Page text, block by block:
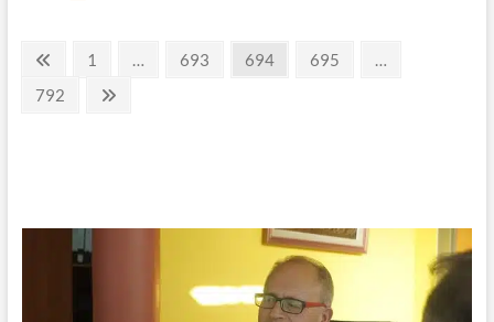
Armando
a
la
falta
Paginación
de
PáginaPágina
1 … Página
693 Página
694 Página
695
…
Página
792
Página